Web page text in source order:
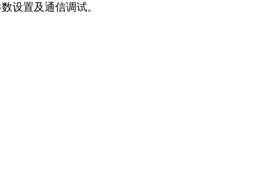
设置及通信调试。